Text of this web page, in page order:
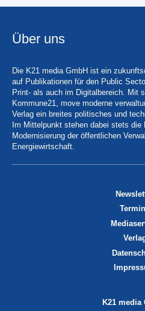
Über uns
Die K21 media GmbH ist ein
auf Publikationen für den Public
Print- als auch im Digitalbereich. Mit
Kommune21, move moderne
Verlag ein breites politisches und
Im Mittelpunkt stehen dabei stets die
Modernisierung der öffentlichen
Energiewirtschaft.
K21 media